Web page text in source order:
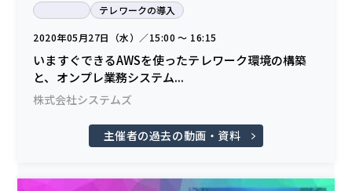
テレワークの導入
2020年05月27日（水）／15:00 〜 16:15
いますぐできるAWSを使ったテレワーク環境の構築
と、オンプレ業務システム...
株式会社システムズ
主催者の過去の動画・資料